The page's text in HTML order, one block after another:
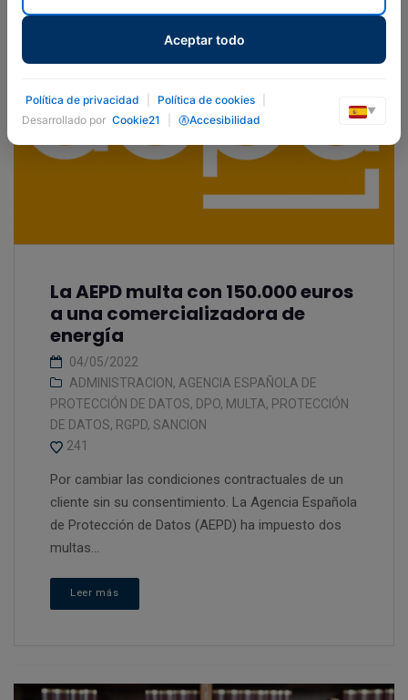
La AEPD multa con 150.000 euros
a una comercializadora de
energía
04/05/2022
ADMINISTRACION, AGENCIA ESPAÑOLA DE
PROTECCIÓN DE DATOS, DPO, MULTA, PROTECCIÓN
DE DATOS, RGPD, SANCION
241
Por cambiar las condiciones contractuales de un
cliente sin su consentimiento. La Agencia Española
de Protección de Datos (AEPD) ha impuesto dos
multas...
Leer más
Aceptar todo
Política de privacidad Política de cookies
Desarrollado por Cookie21 Accesibilidad
▼